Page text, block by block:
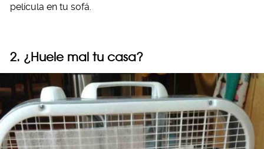
película en tu sofá.
2. ¿Huele mal tu casa?